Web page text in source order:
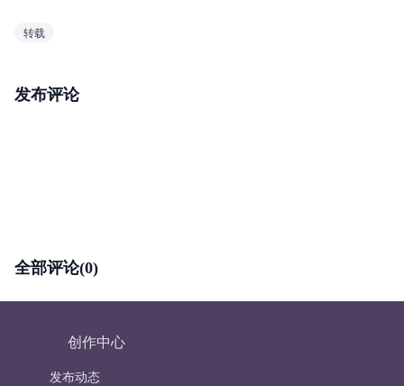
250528
转载
发布评论
全部评论(0)
创作中心
发布动态